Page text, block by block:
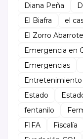
Diana Peña
El Biafra
el
El Zorro
Emergencia en
Emergencias
Entretenimiento
Estado
fentanilo
FIFA
Fiscalía